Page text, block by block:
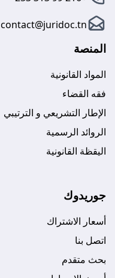
contact@juridoc.tn
المنصة
المواد القانونية
فقه القضاء
الإطار التشريعي و الترتيبي
الروائد الرسمية
اليقظة القانونية
جوريدوك
أسعار الاشتراك
اتصل بنا
بحث متقدم